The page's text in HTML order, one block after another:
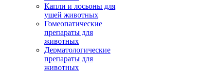
Капли и лосьоны для
ушей животных
Гомеопатические
препараты для
животных
Дерматологические
препараты для
животных